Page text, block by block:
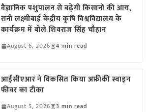
वैज्ञानिक पशुपालन से बढ़ेगी किसानों की आय,
रानी लक्ष्मीबाई केंद्रीय कृषि विश्वविद्यालय के
कार्यक्रम में बोले शिवराज सिंह चौहान
August 6, 2026 4 min read
आईसीएआर ने विकसित किया अफ्रीकी स्वाइन
फीवर का टीका
August 5, 2026 3 min read